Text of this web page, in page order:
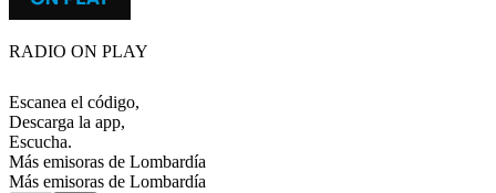
RADIO ON PLAY
Escanea el código,
Descarga la app,
Escucha.
Más emisoras de Lombardía
Más emisoras de Lombardía